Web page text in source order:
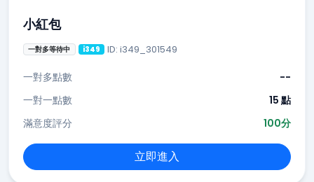
小紅包
一對多等待中 i349 ID: i349_301549
一對多點數
--
一對一點數
15 點
滿意度評分
100分
立即進入